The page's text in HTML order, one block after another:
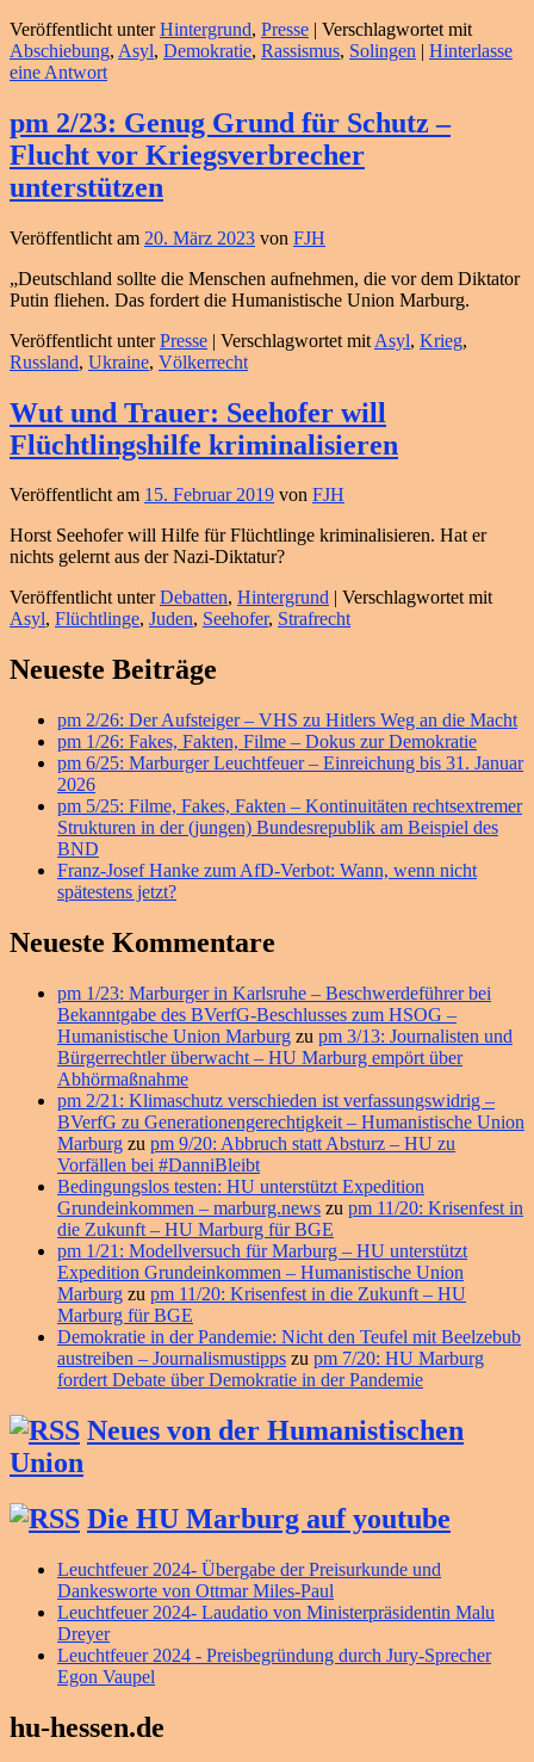
Veröffentlicht unter Hintergrund, Presse | Verschlagwortet mit
Abschiebung, Asyl, Demokratie, Rassismus, Solingen | Hinterlasse
eine Antwort
pm 2/23: Genug Grund für Schutz –
Flucht vor Kriegsverbrecher
unterstützen
Veröffentlicht am 20. März 2023 von FJH
„Deutschland sollte die Menschen aufnehmen, die vor dem Diktator
Putin fliehen. Das fordert die Humanistische Union Marburg.
Veröffentlicht unter Presse | Verschlagwortet mit Asyl, Krieg,
Russland, Ukraine, Völkerrecht
Wut und Trauer: Seehofer will
Flüchtlingshilfe kriminalisieren
Veröffentlicht am 15. Februar 2019 von FJH
Horst Seehofer will Hilfe für Flüchtlinge kriminalisieren. Hat er
nichts gelernt aus der Nazi-Diktatur?
Veröffentlicht unter Debatten, Hintergrund | Verschlagwortet mit
Asyl, Flüchtlinge, Juden, Seehofer, Strafrecht
Primärer
Widget-
Bereich
Neueste Beiträge
pm 2/26: Der Aufsteiger – VHS zu Hitlers Weg an die Macht
pm 1/26: Fakes, Fakten, Filme – Dokus zur Demokratie
pm 6/25: Marburger Leuchtfeuer – Einreichung bis 31. Januar
2026
pm 5/25: Filme, Fakes, Fakten – Kontinuitäten rechtsextremer
Strukturen in der (jungen) Bundesrepublik am Beispiel des
BND
Franz-Josef Hanke zum AfD-Verbot: Wann, wenn nicht
spätestens jetzt?
Neueste Kommentare
pm 1/23: Marburger in Karlsruhe – Beschwerdeführer bei
Bekanntgabe des BVerfG-Beschlusses zum HSOG –
Humanistische Union Marburg zu pm 3/13: Journalisten und
Bürgerrechtler überwacht – HU Marburg empört über
Abhörmaßnahme
pm 2/21: Klimaschutz verschieden ist verfassungswidrig –
BVerfG zu Generationengerechtigkeit – Humanistische Union
Marburg zu pm 9/20: Abbruch statt Absturz – HU zu
Vorfällen bei #DanniBleibt
Bedingungslos testen: HU unterstützt Expedition
Grundeinkommen – marburg.news zu pm 11/20: Krisenfest in
die Zukunft – HU Marburg für BGE
pm 1/21: Modellversuch für Marburg – HU unterstützt
Expedition Grundeinkommen – Humanistische Union
Marburg zu pm 11/20: Krisenfest in die Zukunft – HU
Marburg für BGE
Demokratie in der Pandemie: Nicht den Teufel mit Beelzebub
austreiben – Journalismustipps zu pm 7/20: HU Marburg
fordert Debate über Demokratie in der Pandemie
Neues von der Humanistischen
Union
Die HU Marburg auf youtube
Leuchtfeuer 2024- Übergabe der Preisurkunde und
Dankesworte von Ottmar Miles-Paul
Leuchtfeuer 2024- Laudatio von Ministerpräsidentin Malu
Dreyer
Leuchtfeuer 2024 - Preisbegründung durch Jury-Sprecher
Egon Vaupel
hu-hessen.de